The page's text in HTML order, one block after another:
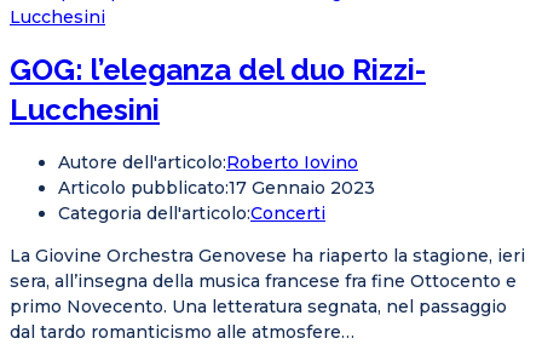
GOG: l’eleganza del duo Rizzi-
Lucchesini
Autore dell'articolo:Roberto Iovino
Articolo pubblicato:17 Gennaio 2023
Categoria dell'articolo:Concerti
La Giovine Orchestra Genovese ha riaperto la stagione, ieri
sera, all’insegna della musica francese fra fine Ottocento e
primo Novecento. Una letteratura segnata, nel passaggio
dal tardo romanticismo alle atmosfere…